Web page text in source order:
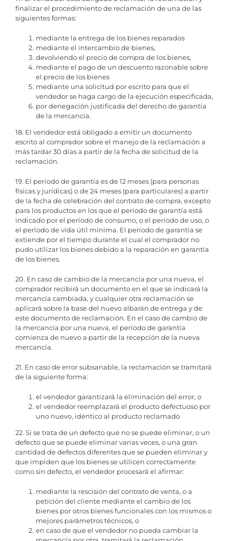
finalizar el procedimiento de reclamación de una de las
siguientes formas:
mediante la entrega de los bienes reparados
mediante el intercambio de bienes,
devolviendo el precio de compra de los bienes,
mediante el pago de un descuento razonable sobre
el precio de los bienes
mediante una solicitud por escrito para que el
vendedor se haga cargo de la ejecución especificada,
por denegación justificada del derecho de garantía
de la mercancía.
18. El vendedor está obligado a emitir un documento
escrito al comprador sobre el manejo de la reclamación a
más tardar 30 días a partir de la fecha de solicitud de la
reclamación.
19. El período de garantía es de 12 meses (para personas
físicas y jurídicas) o de 24 meses (para particulares) a partir
de la fecha de celebración del contrato de compra, excepto
para los productos en los que el período de garantía está
indicado por el período de consumo, o el período de uso, o
el período de vida útil mínima. El período de garantía se
extiende por el tiempo durante el cual el comprador no
pudo utilizar los bienes debido a la reparación en garantía
de los bienes.
20. En caso de cambio de la mercancía por una nueva, el
comprador recibirá un documento en el que se indicará la
mercancía cambiada, y cualquier otra reclamación se
aplicará sobre la base del nuevo albarán de entrega y de
este documento de reclamación. En el caso de cambio de
la mercancía por una nueva, el período de garantía
comienza de nuevo a partir de la recepción de la nueva
mercancía.
21. En caso de error subsanable, la reclamación se tramitará
de la siguiente forma:
el vendedor garantizará la eliminación del error, o
el vendedor reemplazará el producto defectuoso por
uno nuevo, idéntico al producto reclamado
22. Si se trata de un defecto que no se puede eliminar, o un
defecto que se puede eliminar varias veces, o una gran
cantidad de defectos diferentes que se pueden eliminar y
que impiden que los bienes se utilicen correctamente
como sin defecto, el vendedor procesará el afirmar:
mediante la rescisión del contrato de venta, o a
petición del cliente mediante el cambio de los
bienes por otros bienes funcionales con los mismos o
mejores parámetros técnicos, o
en caso de que el vendedor no pueda cambiar la